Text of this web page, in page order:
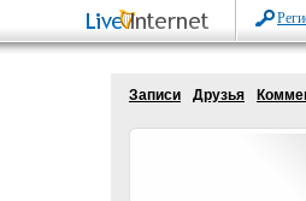
Записи Друзья